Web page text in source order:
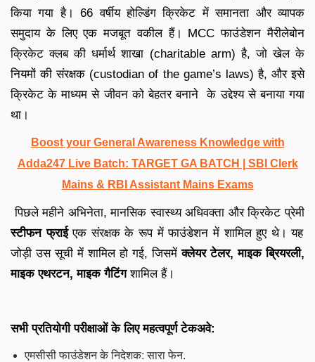
किया गया है। 66 वर्षीय होल्डिंग क्रिकेट में समानता और व्यापक
समुदाय के लिए एक मजबूत वकील हैं। MCC फाउंडेशन मैरीलेबोन
क्रिकेट क्लब की धर्मार्थ शाखा (charitable arm) है, जो खेल के
नियमों की संरक्षक (custodian of the game’s laws) है, और इसे
क्रिकेट के माध्यम से जीवन को बेहतर बनाने के उद्देश्य से बनाया गया
था।
Boost your General Awareness Knowledge with
Adda247 Live Batch: TARGET GA BATCH | SBI Clerk
Mains & RBI Assistant Mains Exams
पिछले महीने अभिनेता, मानसिक स्वास्थ्य अधिवक्ता और क्रिकेट प्रेमी
स्टीफन फ्राईएक संरक्षक के रूप में फाउंडेशन में शामिल हुए थे। यह
जोड़ी उस सूची में शामिल हो गई, जिसमेंक्लेयर टेलर, माइक ब्रियरली,
माइक एथरटन, माइक गैटिंगशामिल हैं।
सभी प्रतियोगी परीक्षाओं के लिए महत्वपूर्ण टेकअवे:
एमसीसी फाउंडेशन के निदेशक: सारा फेन.